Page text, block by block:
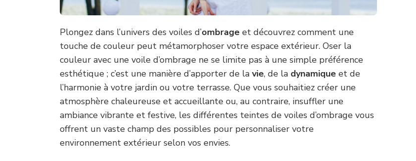
Plongez dans l’univers des voiles d’ombrage et découvrez comment une
touche de couleur peut métamorphoser votre espace extérieur. Oser la
couleur avec une voile d’ombrage ne se limite pas à une simple préférence
esthétique ; c’est une manière d’apporter de lavie, de la dynamique et de
l’harmonie à votre jardin ou votre terrasse. Que vous souhaitiez créer une
atmosphère chaleureuse et accueillante ou, au contraire, insuffler une
ambiance vibrante et festive, les différentes teintes de voiles d’ombrage vous
offrent un vaste champ des possibles pour personnaliser votre
environnement extérieur selon vos envies.